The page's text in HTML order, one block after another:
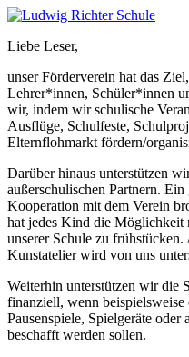
Liebe Leser,
unser Förderverein hat das
Lehrer*innen, Schüler*innen
wir, indem wir schulische
Ausflüge, Schulfeste,
Elternflohmarkt fördern/
Darüber hinaus unterstützen
außerschulischen Partnern.
Kooperation mit dem Verein
hat jedes Kind die Möglichkeit
unserer Schule zu frühstücken.
Kunstatelier wird von uns
Weiterhin unterstützen wir die
finanziell, wenn
Pausenspiele, Spielgeräte oder
beschafft werden sollen.